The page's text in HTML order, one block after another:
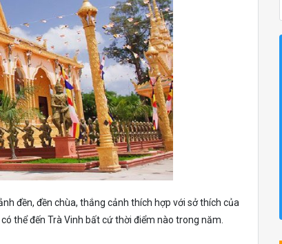
đền, đền chùa, thắng cảnh thích hợp với sở thích của
thể đến Trà Vinh bất cứ thời điểm nào trong năm.